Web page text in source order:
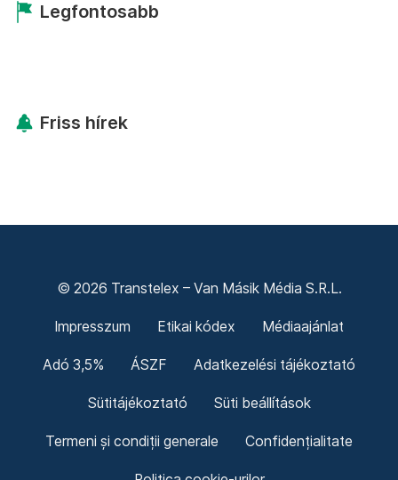
Legfontosabb
Friss hírek
© 2026 Transtelex – Van Másik Média S.R.L.
Impresszum Etikai kódex Médiaajánlat
Adó 3,5% ÁSZF Adatkezelési tájékoztató
Sütitájékoztató Süti beállítások
Termeni și condiții generale Confidențialitate